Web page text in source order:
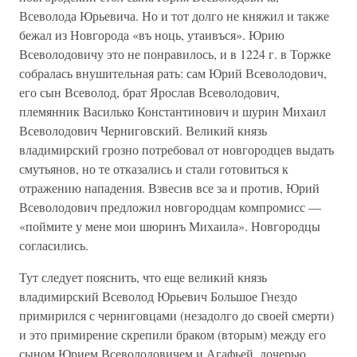
Всеволода Юрьевича. Но и тот долго не княжил и также
бежал из Новгорода «въ ноць, утаивъся». Юрию
Всеволодовичу это не понравилось, и в 1224 г. в Торжке
собралась внушительная рать: сам Юрий Всеволодович,
его сын Всеволод, брат Ярослав Всеволодович,
племянник Василько Константинович и шурин Михаил
Всеволодович Черниговский. Великий князь
владимирский грозно потребовал от новгородцев выдать
смутьянов, но те отказались и стали готовиться к
отражению нападения. Взвесив все за и против, Юрий
Всеволодович предложил новгородцам компромисс —
«поймите у мене мои шюринъ Михаила». Новгородцы
согласились.
Тут следует пояснить, что еще великий князь
владимирский Всеволод Юрьевич Большое Гнездо
примирился с черниговцами (незадолго до своей смерти)
и это примирение скрепили браком (вторым) между его
сыном Юрием Всеволодовичем и Агафьей, дочерью